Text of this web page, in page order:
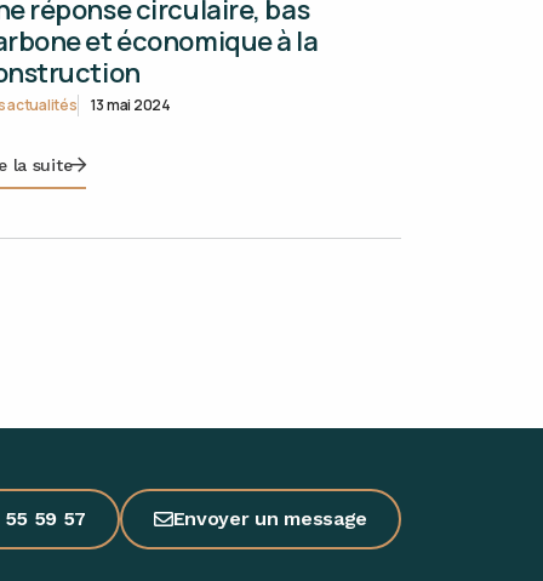
réponse circulaire, bas
et économique à la
actualités 13 mai 2024
la suite
59 57 Envoyer un message